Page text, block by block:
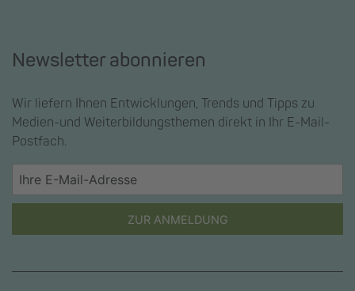
Newsletter abonnieren
Wir liefern Ihnen Entwicklungen, Trends und Tipps zu
Medien-und Weiterbildungsthemen direkt in Ihr E-Mail-
Postfach.
ZUR ANMELDUNG